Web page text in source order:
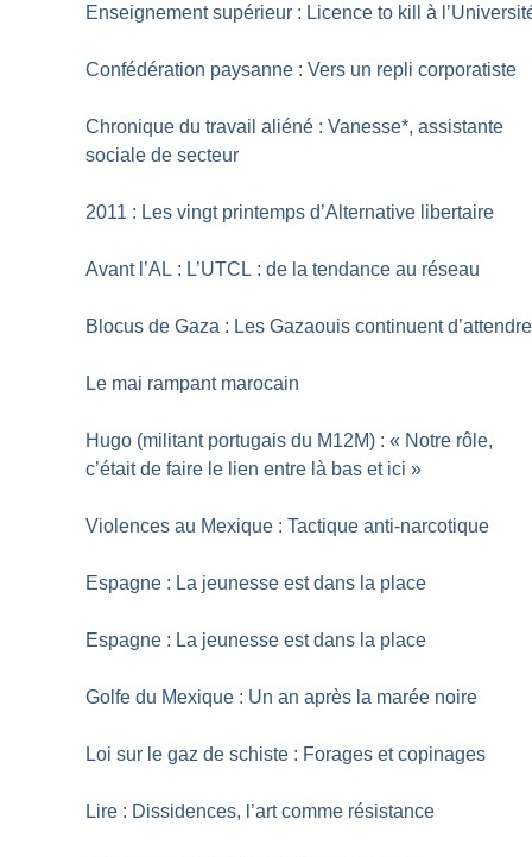
Enseignement supérieur : Licence to kill à
Confédération paysanne : Vers un repli corporatiste
Chronique du travail aliéné : Vanesse*, assistante
sociale de secteur
2011 : Les vingt printemps d’Alternative libertaire
Avant l’AL : L’UTCL : de la tendance au réseau
Blocus de Gaza : Les Gazaouis continuent d’attendre
Le mai rampant marocain
Hugo (militant portugais du M12M) : « Notre rôle,
c’était de faire le lien entre là bas et ici »
Violences au Mexique : Tactique anti-narcotique
Espagne : La jeunesse est dans la place
Espagne : La jeunesse est dans la place
Golfe du Mexique : Un an après la marée noire
Loi sur le gaz de schiste : Forages et copinages
Lire : Dissidences, l’art comme résistance